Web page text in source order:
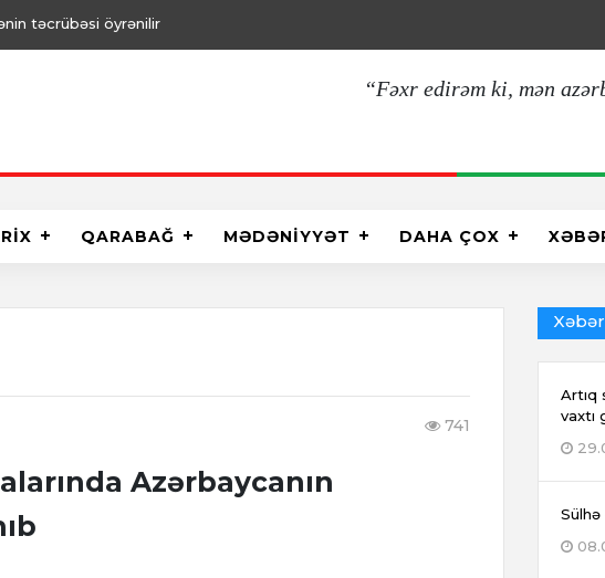
təcrübəsi öyrənilir
“Fəxr edirəm ki, mən
QARABAĞ MƏDƏNİYYƏT DAHA ÇOX
741
Azərbaycanın
Artıq
vaxtı